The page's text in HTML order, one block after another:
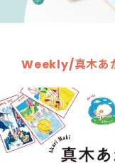
Weekly/真木あ